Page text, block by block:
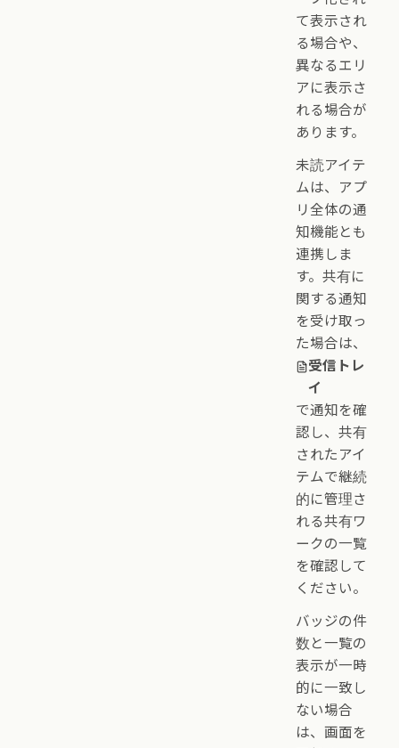
て表示され
る場合や、
異なるエリ
アに表示さ
れる場合が
あります。
未読アイテ
ムは、アプ
リ全体の通
知機能とも
連携しま
す。共有に
関する通知
を受け取っ
た場合は、
受信トレ
イ
で通知を確
認し、共有
されたアイ
テムで継続
的に管理さ
れる共有ワ
ークの一覧
を確認して
ください。
バッジの件
数と一覧の
表示が一時
的に一致し
ない場合
は、画面を